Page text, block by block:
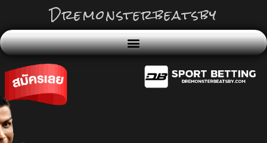
Dremonsterbeatsby